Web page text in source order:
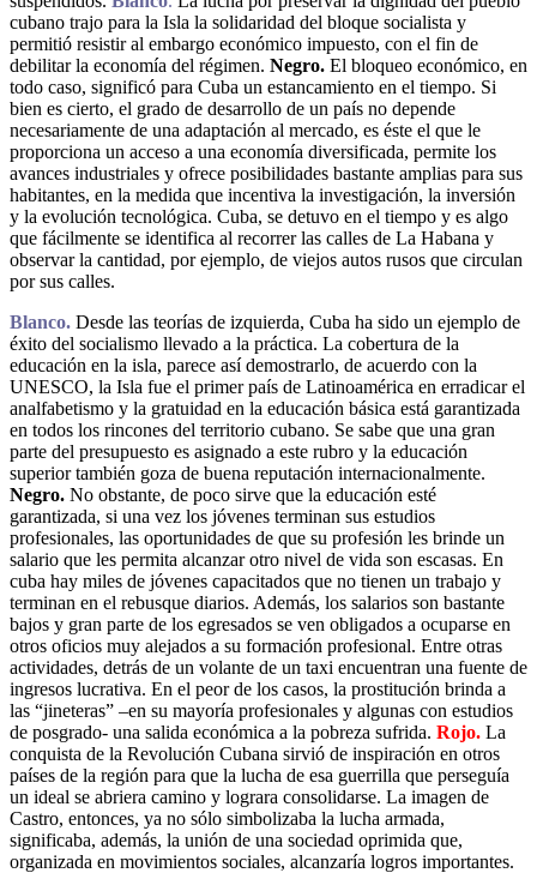
cubano trajo para la Isla la solidaridad del bloque socialista y
permitió resistir al embargo económico impuesto, con el fin de
debilitar la economía del régimen. Negro. El bloqueo económico, en
todo caso, significó para Cuba un estancamiento en el tiempo. Si
bien es cierto, el grado de desarrollo de un país no depende
necesariamente de una adaptación al mercado, es éste el que le
proporciona un acceso a una economía diversificada, permite los
avances industriales y ofrece posibilidades bastante amplias para sus
habitantes, en la medida que incentiva la investigación, la inversión
y la evolución tecnológica. Cuba, se detuvo en el tiempo y es algo
que fácilmente se identifica al recorrer las calles de La Habana y
observar la cantidad, por ejemplo, de viejos autos rusos que circulan
por sus calles.
Blanco. Desde las teorías de izquierda, Cuba ha sido un ejemplo de
éxito del socialismo llevado a la práctica. La cobertura de la
educación en la isla, parece así demostrarlo, de acuerdo con la
UNESCO, la Isla fue el primer país de Latinoamérica en erradicar el
analfabetismo y la gratuidad en la educación básica está garantizada
en todos los rincones del territorio cubano. Se sabe que una gran
parte del presupuesto es asignado a este rubro y la educación
superior también goza de buena reputación internacionalmente.
Negro. No obstante, de poco sirve que la educación esté
garantizada, si una vez los jóvenes terminan sus estudios
profesionales, las oportunidades de que su profesión les brinde un
salario que les permita alcanzar otro nivel de vida son escasas. En
cuba hay miles de jóvenes capacitados que no tienen un trabajo y
terminan en el rebusque diarios. Además, los salarios son bastante
bajos y gran parte de los egresados se ven obligados a ocuparse en
otros oficios muy alejados a su formación profesional. Entre otras
actividades, detrás de un volante de un taxi encuentran una fuente de
ingresos lucrativa. En el peor de los casos, la prostitución brinda a
las “jineteras” –en su mayoría profesionales y algunas con estudios
de posgrado- una salida económica a la pobreza sufrida. Rojo. La
conquista de la Revolución Cubana sirvió de inspiración en otros
países de la región para que la lucha de esa guerrilla que perseguía
un ideal se abriera camino y lograra consolidarse. La imagen de
Castro, entonces, ya no sólo simbolizaba la lucha armada,
significaba, además, la unión de una sociedad oprimida que,
organizada en movimientos sociales, alcanzaría logros importantes.